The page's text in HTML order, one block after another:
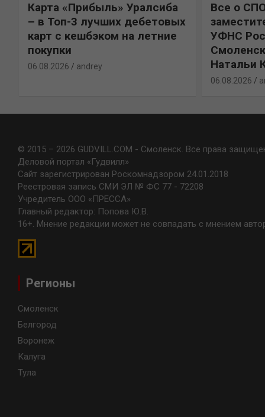
Карта «Прибыль» Уралсиба
– в Топ-3 лучших дебетовых
карт с кешбэком на летние
покупки
06.08.2026 andrey
Все о
УФНС
Натальи
06.08.2026
© 2015 – 2026 GUDVILL.COM - Смоленск. Все права
Деловой портал «Гудвилл»
Сайт зарегистрирован Роскомнадзором 24.01.2018
Реестровая запись СМИ ЭЛ № ФС 77 - 72208
Учредитель ООО «ПРЕССА»
Главный редактор: Попова Ю.В.
16+. Мнение редакции может не совпадать с мнением
Регионы
Смоленск
Белгород
Воронеж
Калуга
Тула